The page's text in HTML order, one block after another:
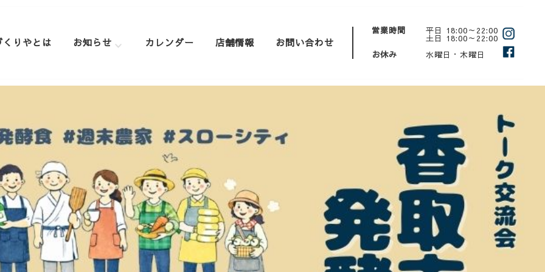
くりやとは お知らせ カレンダー 店舗情報 お問い合わせ
営業時間 平日 18:00～22:00
土日 18:00～22:00
お休み
水曜日・木曜日